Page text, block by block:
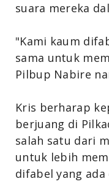
suara mereka
"Kami kaum
sama untuk
Pilbup Nabire
Kris berharap
berjuang di
salah satu dari
untuk lebih
difabel yang